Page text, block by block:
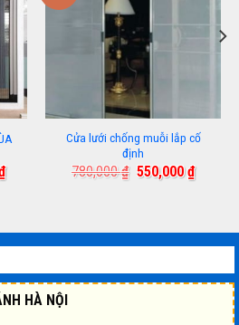
Giá
hiện
Cửa lưới chống muỗi lắp cố
định
780,000₫ Giá
550,000₫Giá
hiện
HÀ NỘI